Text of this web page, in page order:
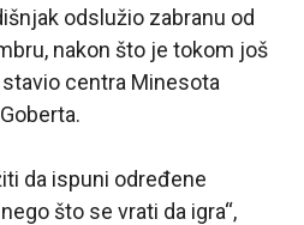
odslužio zabranu od
nakon što je tokom još
centra Minesota
da ispuni određene
što se vrati da igra“,